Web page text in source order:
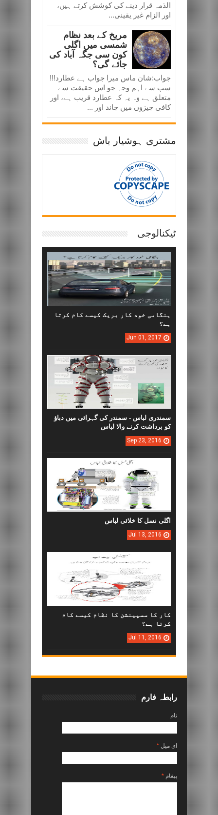
الذمہ قرار دینے کی کوشش کرتے ہیں،
اور الزام غیر یقینی...
مریخ کے بعد نظام
شمسی میں اگلی
کون سی جگہ آباد کی
جائے گی؟
جواب:شان ماس میرا جواب ہے عطارد!!!
سب سے اہم وجہ جو اس حقیقت سے
متعلق ہے وہ یہ کہ عطارد قریب ہے، اور
کافی چیزوں میں چاند اور ...
مشتری ہوشیار باش
ٹیکنالوجی
ہنگامی خود کار بریک کیسے کام کرتا
ہے؟
Jun 01, 2017
سمندری لباس - سمندر کی گہرائی میں دباؤ
کو برداشت کرنے والا لباس
Sep 23, 2016
اگلی نسل کا خلائی لباس
Jul 13, 2016
کار کا سسپینشن کا نظام کیسے کام
کرتا ہے؟
Jul 11, 2016
رابطہ فارم
نام
ای میل *
پیغام *